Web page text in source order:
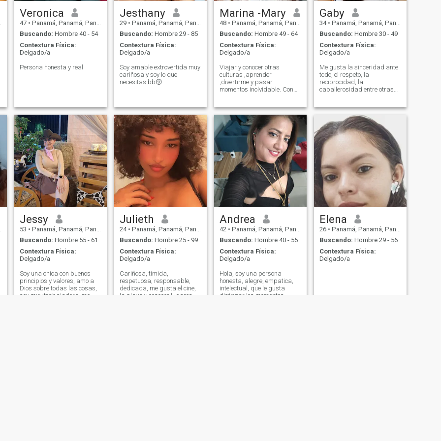
entrego por completo a mi
chico, me enfoco en hacerlo
feliz , también me gusta
cocinar y hacer diferentes
paltos de comida cada día ,
masajes , cortar cabello y
cualquier tipo de cuidado
mascarillas. Gracias a Dios
Veronica
47 • Panamá, Panamá, Panamá
Buscando: Hombre 40 - 54
Contextura Física:
Delgado/a
Persona honesta y real
Jesthany
29 • Panamá, Panamá, Panamá
Buscando: Hombre 29 - 85
Contextura Física:
Delgado/a
Soy amable extrovertida muy
cariñosa y soy lo que
necesitas bb😚
Marina -Mary
48 • Panamá, Panamá, Panamá
Buscando: Hombre 49 - 64
Contextura Física:
Delgado/a
Viajar y conocer otras
culturas ,aprender
,divertirme y pasar
momentos inolvidable. Con
aun tenga esperanza y
tiempo para disfrutar el
amor
Gaby
34 • Panamá, Panamá, Panamá
Buscando: Hombre 30 - 49
Contextura Física:
Delgado/a
Me gusta la sinceridad ante
todo, el respeto, la
reciprocidad, la
caballerosidad entre otras
Jessy
53 • Panamá, Panamá, Panamá
Buscando: Hombre 55 - 61
Contextura Física:
Delgado/a
Soy una chica con buenos
principios y valores, amo a
Dios sobre todas las cosas,
soy muy trabajadora, me
Julieth
24 • Panamá, Panamá, Panamá
Buscando: Hombre 25 - 99
Contextura Física:
Delgado/a
Cariñosa, tímida,
respetuosa, responsable,
dedicada, me gusta el cine,
la playa y conocer lugares
Andrea
42 • Panamá, Panamá, Panamá
Buscando: Hombre 40 - 55
Contextura Física:
Delgado/a
Hola, soy una persona
honesta, alegre, empatica,
intelectual, que le gusta
disfrutar los momentos
Elena
26 • Panamá, Panamá, Panamá
Buscando: Hombre 29 - 56
Contextura Física:
Delgado/a